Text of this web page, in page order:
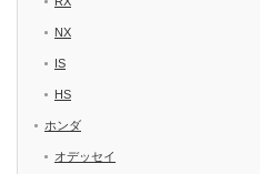
NX
IS
HS
ホンダ
オデッセイ